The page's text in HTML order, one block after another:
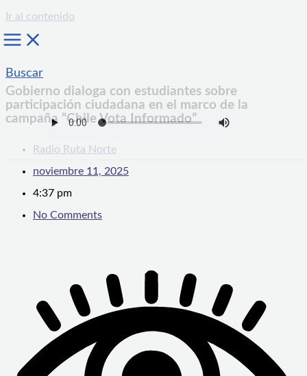
Ir al contenido
Buscar
Gobierno dialoga con estudiantes sobre
participación ciudadana en el marco de la
campaña “Chile Vota Informado”
Radio Ruta Norte
noviembre 11, 2025
4:37 pm
No Comments